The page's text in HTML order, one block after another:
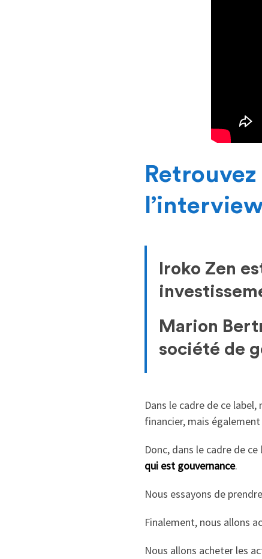
Iroko Zen
Marion
société de
Dans le cadre de ce
financier, mais également
Donc, dans le cadre de
qui est gouvernance.
Nous essayons de
Finalement, nous allons
Nous allons acheter les